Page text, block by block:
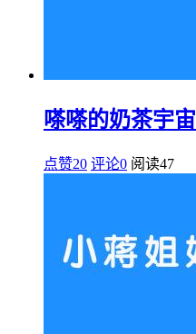
嗏嗏的奶茶宇宙
点赞20 评论0 阅读47